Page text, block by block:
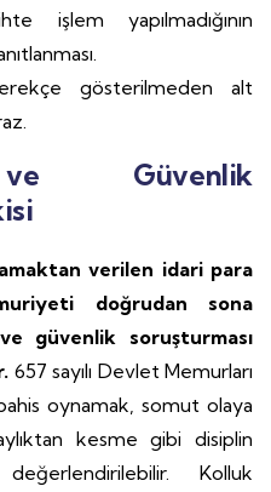
işlem yapılmadığının
gösterilmeden alt
Güvenlik
verilen idari para
doğrudan sona
güvenlik soruşturması
657 sayılı Devlet Memurları
oynamak, somut olaya
kesme gibi disiplin
değerlendirilebilir. Kolluk